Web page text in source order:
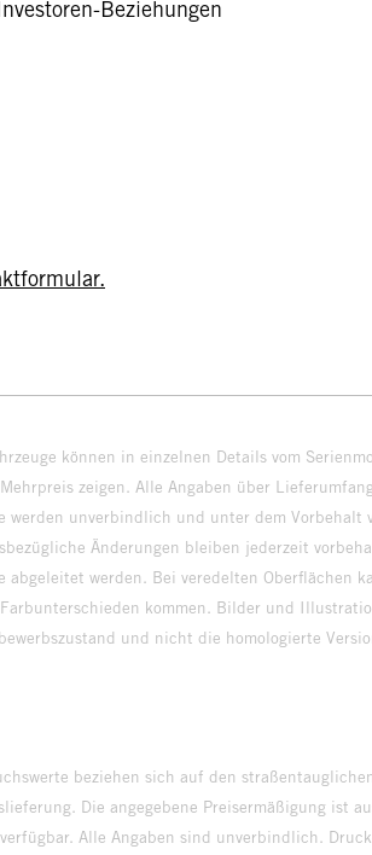
Beziehungen
können in einzelnen Details vom
zeigen. Alle Angaben über
werden unverbindlich und unter dem Vorbehalt
Änderungen bleiben jederzeit
abgeleitet werden. Bei veredelten Oberflächen
Farbunterschieden kommen. Bilder und
und nicht die
beziehen sich auf den
Die angegebene Preisermäßigung ist
Alle Angaben sind unverbindlich.